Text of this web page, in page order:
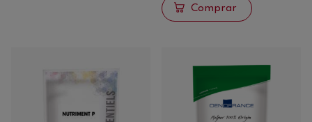
Comprar
Recipientes Quentes